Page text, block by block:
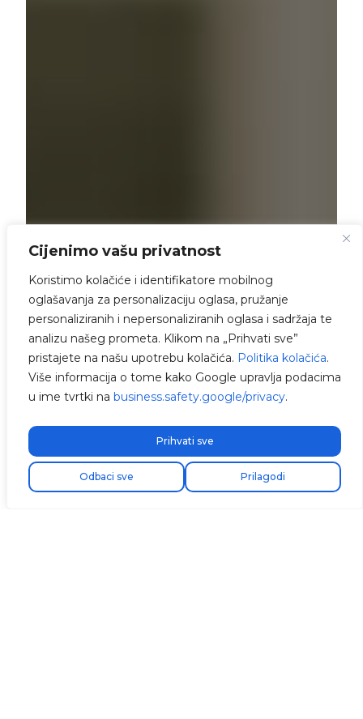
Cijenimo vašu privatnost
Koristimo kolačiće i identifikatore mobilnog
oglašavanja za personalizaciju oglasa, pružanje
personaliziranih i nepersonaliziranih oglasa i sadržaja te
analizu našeg prometa. Klikom na „Prihvati sve”
pristajete na našu upotrebu kolačića. Politika kolačića.
Više informacija o tome kako Google upravlja podacima
u ime tvrtki na business.safety.google/privacy.
Prilagodi
Odbaci sve
Prihvati sve